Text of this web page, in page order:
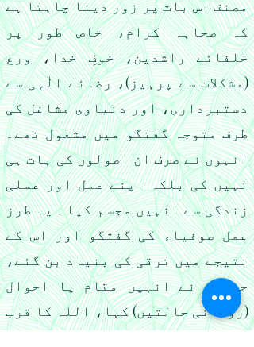
مصنف اس بات پر زور دینا چاہتا ہے
کہ صحابہ کرام، خاص طور پر
خلفائے راشدین، خوفِ خدا، ورع
(مشکلات سے پرہیز)، رضائے الٰہی سے
دستبرداری، اور دنیاوی مشاغل کی
طرف متوجہ گفتگو میں مشغول تھے۔
انہوں نے صرف ان اصولوں کی بات ہی
نہیں کی بلکہ اپنے عمل اور عملی
زندگی سے انہیں مجسم کیا۔ یہ طرز
عمل صوفیاء کی گفتگو اور اس کے
نتیجے میں ترقی کی بنیاد بن گئے،
جنہوں نے انہیں مقام یا احوال
(روحانی حالتیں) کہا، اللہ کا قرب
حاصل کرنے کے لیے ان اصولوں کو